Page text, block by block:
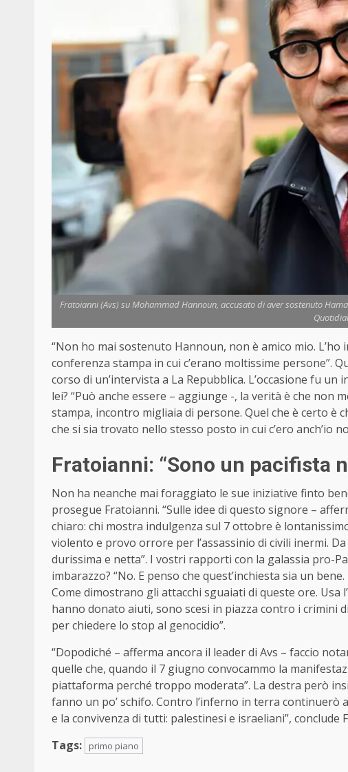
Fratoianni (Avs) su Mohammad Hannoun, accusato di aver sostenuto
“Non ho mai sostenuto Hannoun, non è amico mio.
conferenza stampa in cui c’erano moltissime persone”.
corso di un’intervista a La Repubblica. L’occasione fu un
lei? “Può anche essere – aggiunge -, la verità è che non
stampa, incontro migliaia di persone. Quel che è certo
che si sia trovato nello stesso posto in cui c’ero anch’io
Fratoianni: “Sono un pacifista
Non ha neanche mai foraggiato le sue iniziative finto
prosegue Fratoianni. “Sulle idee di questo signore –
chiaro: chi mostra indulgenza sul 7 ottobre è
violento e provo orrore per l’assassinio di civili inermi.
durissima e netta”. I vostri rapporti con la galassia pro-
imbarazzo? “No. E penso che quest’inchiesta sia un
Come dimostrano gli attacchi sguaiati di queste ore.
hanno donato aiuti, sono scesi in piazza contro i crimini
per chiedere lo stop al genocidio”.
“Dopodiché – afferma ancora il leader di Avs – faccio
quelle che, quando il 7 giugno convocammo la
piattaforma perché troppo moderata”. La destra però
fanno un po’ schifo. Contro l’inferno in terra
e la convivenza di tutti: palestinesi e israeliani”, conclude
Tags:
primo piano